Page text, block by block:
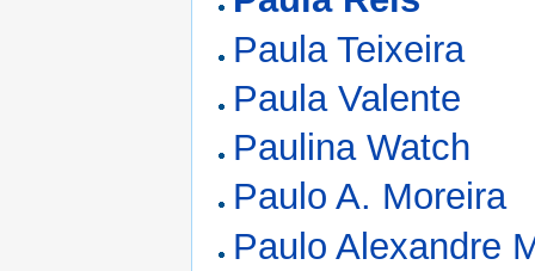
Paula Teixeira
Paula Valente
Paulina Watch
Paulo A. Moreira
Paulo Alexandre